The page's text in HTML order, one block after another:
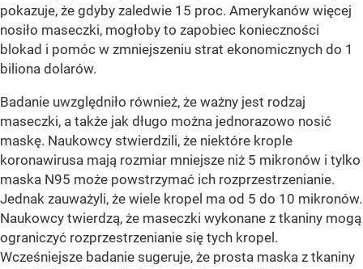
pokazuje, że gdyby zaledwie 15 proc. Amerykanów więcej
nosiło maseczki, mogłoby to zapobiec konieczności
blokad i pomóc w zmniejszeniu strat ekonomicznych do 1
biliona dolarów.
Badanie uwzględniło również, że ważny jest rodzaj
maseczki, a także jak długo można jednorazowo nosić
maskę. Naukowcy stwierdzili, że niektóre krople
koronawirusa mają rozmiar mniejsze niż 5 mikronów i tylko
maska N95 może powstrzymać ich rozprzestrzenianie.
Jednak zauważyli, że wiele kropel ma od 5 do 10 mikronów.
Naukowcy twierdzą, że maseczki wykonane z tkaniny mogą
ograniczyć rozprzestrzenianie się tych kropel.
Wcześniejsze badanie sugeruje, że prosta maska z tkaniny